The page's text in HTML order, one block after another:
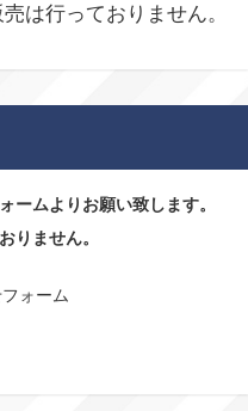
は行っておりません。
ームよりお願い致します。
りません。
ォーム